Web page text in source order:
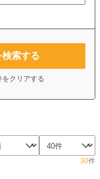
検索する
をクリアする
30件